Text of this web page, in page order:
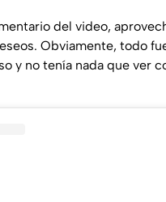
del video,
Obviamente, todo
y no tenía nada que ver